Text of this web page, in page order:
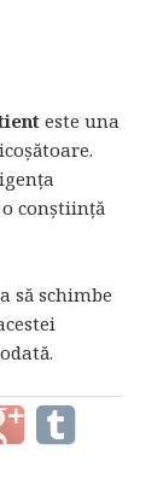
este una
conștiință
să schimbe